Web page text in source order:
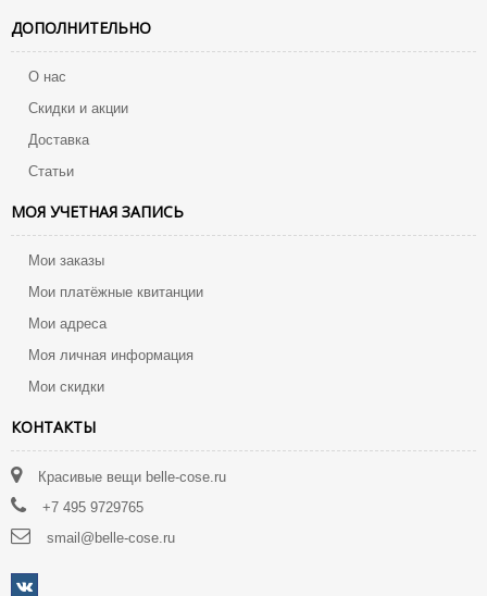
ДОПОЛНИТЕЛЬНО
О нас
Скидки и акции
Доставка
Статьи
МОЯ УЧЕТНАЯ ЗАПИСЬ
Мои заказы
Мои платёжные квитанции
Мои адреса
Моя личная информация
Мои скидки
КОНТАКТЫ
Красивые вещи belle-cose.ru
+7 495 9729765
smail@belle-cose.ru